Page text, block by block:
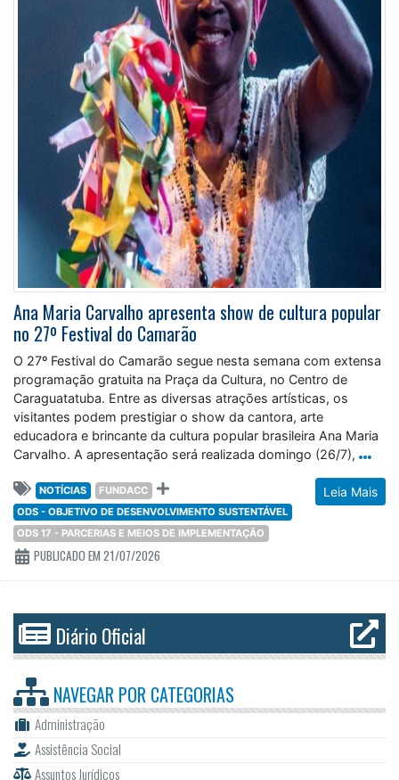
Ana Maria Carvalho apresenta show de cultura popular
no 27º Festival do Camarão
O 27º Festival do Camarão segue nesta semana com extensa
programação gratuita na Praça da Cultura, no Centro de
Caraguatatuba. Entre as diversas atrações artísticas, os
visitantes podem prestigiar o show da cantora, arte
educadora e brincante da cultura popular brasileira Ana Maria
Carvalho. A apresentação será realizada domingo (26/7),
Leia Mais
NOTÍCIAS
FUNDACC
ODS - OBJETIVO DE DESENVOLVIMENTO SUSTENTÁVEL
ODS 17 - PARCERIAS E MEIOS DE IMPLEMENTAÇÃO
PUBLICADO EM 21/07/2026
Diário Oficial
NAVEGAR POR CATEGORIAS
Administração
Assistência Social
Assuntos Jurídicos